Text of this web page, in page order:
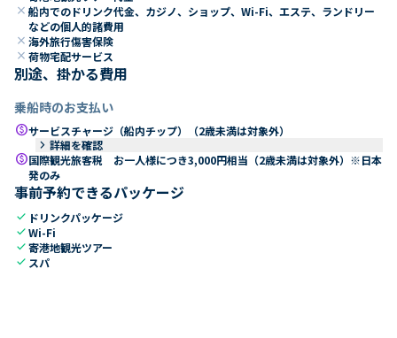
close 船内でのドリンク代金、カジノ、ショップ、Wi-Fi、エステ、ランドリー
などの個人的諸費用
close 海外旅行傷害保険
close 荷物宅配サービス
別途、掛かる費用
乗船時のお支払い
paidサービスチャージ（船内チップ）（2歳未満は対象外）
keyboard_arrow_right 詳細を確認
paid国際観光旅客税 お一人様につき3,000円相当（2歳未満は対象外）※日本
発のみ
事前予約できるパッケージ
check ドリンクパッケージ
checkWi-Fi
check寄港地観光ツアー
check スパ